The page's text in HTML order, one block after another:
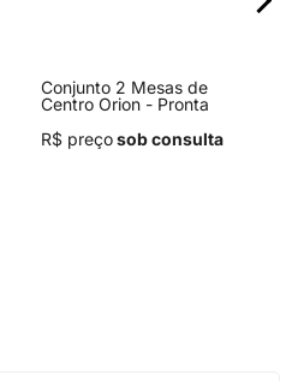
Conjunto 2 Mesas de
Centro Orion - Pronta
R$ preçosob consulta